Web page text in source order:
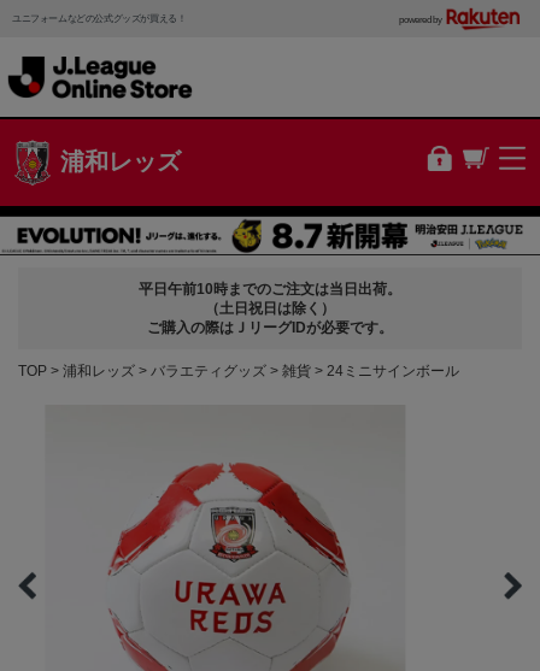
ユニフォームなどの公式グッズが買える！ powered by
浦和レッズ
平日午前10時までのご注文は当日出荷。
（土日祝日は除く）
ご購入の際はＪリーグIDが必要です。
TOP 浦和レッズ バラエティグッズ 雑貨 24ミニサインボール